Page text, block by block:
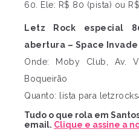
60. Ele: R$ 80 (pista) ou
Letz Rock especial
abertura – Space
Onde: Moby Club, Av.
Boqueirão
Quanto: lista para
Tudo o que rola em
email. Clique e assine a